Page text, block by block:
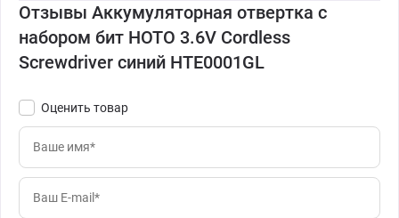
Отзывы Аккумуляторная отвертка с
набором бит HOTO 3.6V Cordless
Screwdriver синий HTE0001GL
Оценить товар